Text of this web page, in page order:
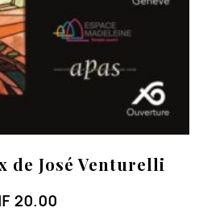
de José Venturelli
20.00